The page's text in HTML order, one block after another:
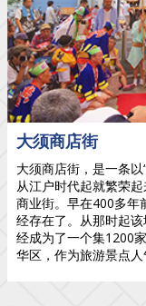
大须商店街
大须商店街，是一条以
从江户时代起就繁荣
商业街。早在400多年
经存在了。从那时起
经成为了一个集1200
华区，作为旅游景点人